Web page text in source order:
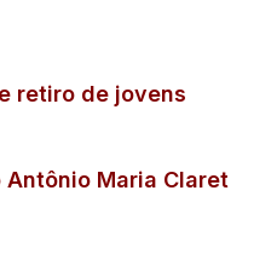
retiro de jovens
Antônio Maria Claret